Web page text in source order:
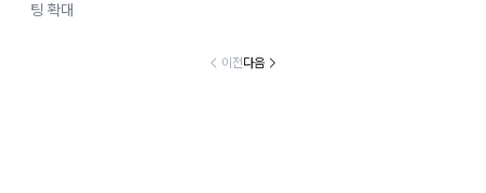
팅 확대
이전다음